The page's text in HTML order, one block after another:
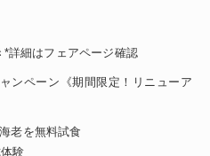
詳細はフェアページ確認
ンペーン《期間限定！リニューア
老を無料試食
験